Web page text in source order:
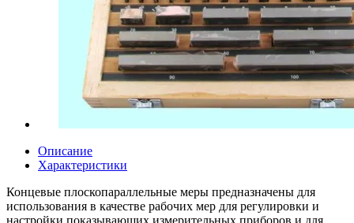
Описание
Характеристики
Концевые плоскопараллельные меры предназначены для
использования в качестве рабочих мер для регулировки и
настройки показывающих измерительных приборов и для